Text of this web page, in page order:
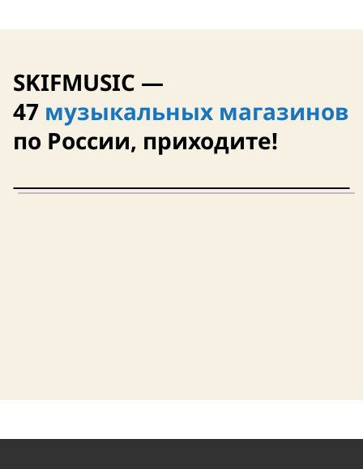
SKIFMUSIC —
47 музыкальных магазинов
по России, приходите!